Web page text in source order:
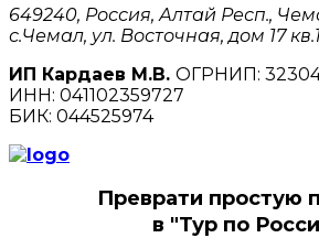
649240, Россия, Алтай Респ.,
с.Чемал, ул. Восточная, дом 17
ИП Кардаев М.В. ОГРНИП:
ИНН: 041102359727
БИК: 044525974
Преврати простую
в "Тур по